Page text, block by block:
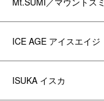
ICE AGE アイスエイジ
ISUKA イスカ